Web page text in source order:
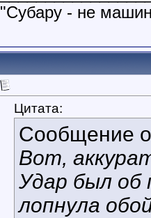
"Субару - не
Цитата:
Сообщение
Вот,
Удар был об
лопнула